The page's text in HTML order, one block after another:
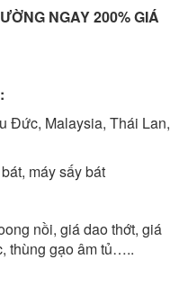
NGAY 200% GIÁ
Đức, Malaysia, Thái Lan,
máy sấy bát
nồi, giá dao thớt, giá
thùng gạo âm tủ…..